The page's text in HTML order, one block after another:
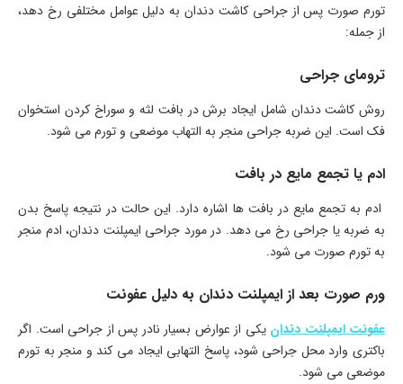
تورم صورت پس از جراحی کاشت دندان به دلیل عوامل مختلفی رخ دهد،
از جمله:
ترومای جراحی
روش کاشت دندان شامل ایجاد برش در بافت لثه و سوراخ کردن استخوان
فک است. این ضربه جراحی منجر به التهاب موضعی و تورم می شود.
ادم یا تجمع مایع در بافت
ادم به تجمع مایع در بافت ها اشاره دارد. این حالت در نتیجه پاسخ بدن
به ضربه یا جراحی رخ می دهد. در مورد جراحی ایمپلنت دندان، ادم منجر
به تورم صورت می شود.
ورم صورت بعد از ایمپلنت دندان به دلیل عفونت
عفونت ایمپلنت دندان یکی از عوارض بسیار نادر پس از جراحی است. اگر
باکتری وارد محل جراحی شود، پاسخ التهابی ایجاد می کند و منجر به تورم
موضعی می شود.